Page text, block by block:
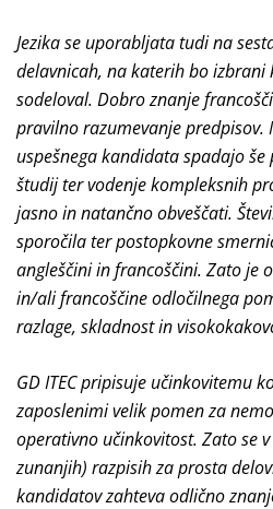
Jezika se uporabljata tudi na
delavnicah, na katerih bo izbrani
sodeloval. Dobro znanje
pravilno razumevanje predpisov.
uspešnega kandidata spadajo
študij ter vodenje kompleksnih
jasno in natančno obveščati.
sporočila ter postopkovne
angleščini in francoščini. Zato je
in/ali francoščine odločilnega
razlage, skladnost in
GD ITEC pripisuje učinkovitemu
zaposlenimi velik pomen za
operativno učinkovitost. Zato se
zunanjih) razpisih za prosta
kandidatov zahteva odlično